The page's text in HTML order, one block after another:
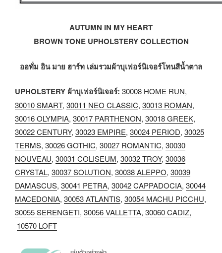
AUTUMN IN MY HEART
BROWN TONE UPHOLSTERY COLLECTION
ออทั่ม อิน มาย ฮาร์ท เล่มรวมผ้าบุเฟอร์นิเจอร์โทนสีน้ำตาล
UPHOLSTERY ผ้าบุเฟอร์นิเจอร์: 30008 HOME RUN,
30010 SMART, 30011 NEO CLASSIC, 30013 ROMAN,
30016 OLYMPIA, 30017 PARTHENON, 30018 GREEK,
30022 CENTURY, 30023 EMPIRE, 30024 PERIOD, 30025
TERMS, 30026 GOTHIC, 30027 ROMANTIC, 30030
NOUVEAU, 30031 COLISEUM, 30032 TROY, 30036
CRYSTAL, 30037 SOLUTION, 30038 ALEPPO, 30039
DAMASCUS, 30041 PETRA, 30042 CAPPADOCIA, 30044
MACEDONIA, 30053 ATLANTIS, 30054 MACHU PICCHU,
30055 SERENGETI, 30056 VALLETTA, 30060 CADIZ,
10570 LOFT